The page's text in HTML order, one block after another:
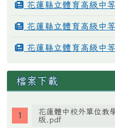
花蓮縣立體育高級中
花蓮縣立體育高級中
花蓮縣立體育高級中
檔案下載
花蓮體中校外單位教
版.pdf